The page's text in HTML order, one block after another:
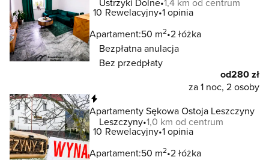
10 Rewelacyjny 1 opinia
Apartament:50 m2 2 łóżka
Bezpłatna anulacja
Bez przedpłaty
od280 zł
za 1 noc, 2 osoby
Apartamenty Sękowa Ostoja Leszczyny
Leszczyny 1,0 km od centrum
10 Rewelacyjny 1 opinia
Apartament:50 m2 2 łóżka